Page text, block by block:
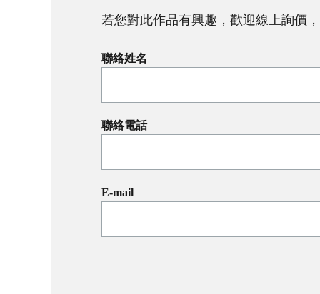
若您對此作品有興趣，歡迎線上詢價
聯絡姓名
聯絡電話
E-mail